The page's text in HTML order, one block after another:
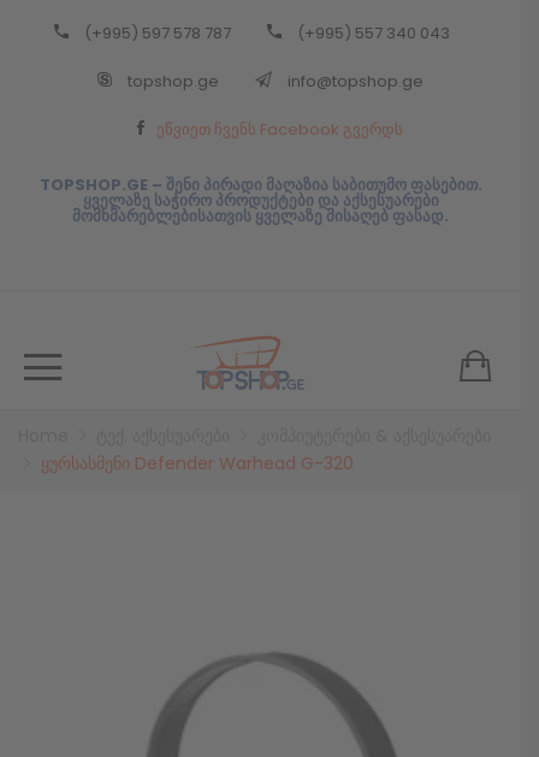
(+995) 597 578 787 (+995) 557 340 043
topshop.ge info@topshop.ge
ეწვიეთ ჩვენს Facebook გვერდს
TOPSHOP.GE – შენი პირადი მაღაზია საბითუმო ფასებით.
ყველაზე საჭირო პროდუქტები და აქსესუარები
მომხმარებლებისათვის ყველაზე მისაღებ ფასად.
ყურსასმენი Defender Warhead G-320
Back